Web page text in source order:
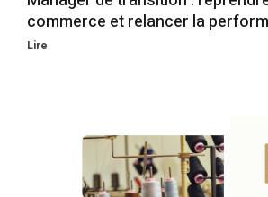
commerce et relancer la
Lire